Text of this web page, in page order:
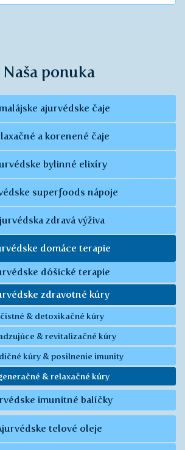
Naša ponuka
ajurvédske čaje
a korenené čaje
bylinné elixíry
superfoods nápoje
zdravá výživa
domáce terapie
dóšické terapie
zdravotné kúry
& detoxikačné kúry
& revitalizačné kúry
kúry & posilnenie imunity
& relaxačné kúry
imunitné balíčky
telové oleje